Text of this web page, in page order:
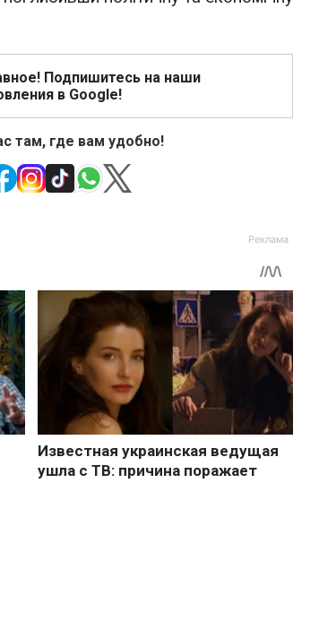
Подпишитесь на наши
в Google!
там, где вам удобно!